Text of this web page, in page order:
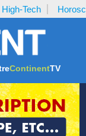
High-Tech
ContinentTV